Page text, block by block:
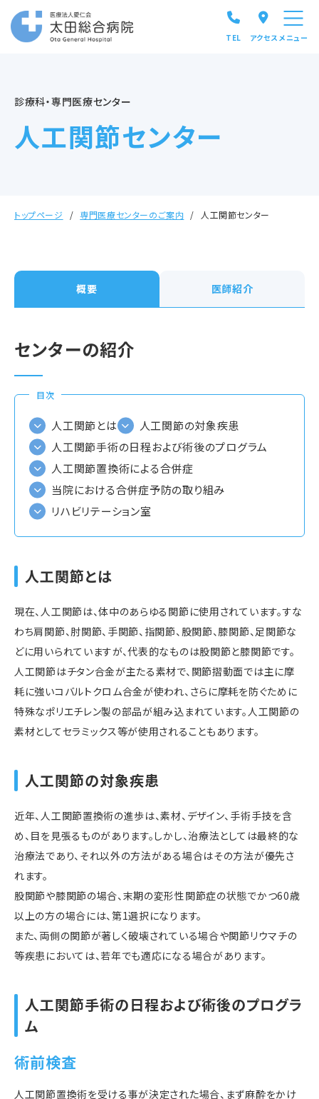
TEL アクセス メニュー
診療科・専門医療センター
人工関節センター
トップページ 専門医療センターのご案内 人工関節センター
概要 医師紹介
センターの紹介
目次
人工関節とは
人工関節の対象疾患
人工関節手術の日程および術後のプログラム
人工関節置換術による合併症
当院における合併症予防の取り組み
リハビリテーション室
人工関節とは
現在、人工関節は、体中のあらゆる関節に使用されています。すな
わち肩関節、肘関節、手関節、指関節、股関節、膝関節、足関節な
どに用いられていますが、代表的なものは股関節と膝関節です。
人工関節はチタン合金が主たる素材で、関節摺動面では主に摩
耗に強いコバルトクロム合金が使われ、さらに摩耗を防ぐために
特殊なポリエチレン製の部品が組み込まれています。人工関節の
素材としてセラミックス等が使用されることもあります。
人工関節の対象疾患
近年、人工関節置換術の進歩は、素材、デザイン、手術手技を含
め、目を見張るものがあります。しかし、治療法としては最終的な
治療法であり、それ以外の方法がある場合はその方法が優先さ
れます。
股関節や膝関節の場合、末期の変形性関節症の状態でかつ60歳
以上の方の場合には、第1選択になります。
また、両側の関節が著しく破壊されている場合や関節リウマチの
等疾患においては、若年でも適応になる場合があります。
人工関節手術の日程および術後のプログラ
ム
術前検査
人工関節置換術を受ける事が決定された場合、まず麻酔をかけ